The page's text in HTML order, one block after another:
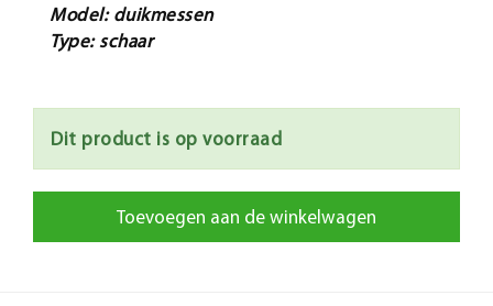
Model: duikmessen
Type: schaar
Dit product is op voorraad
Toevoegen aan de winkelwagen